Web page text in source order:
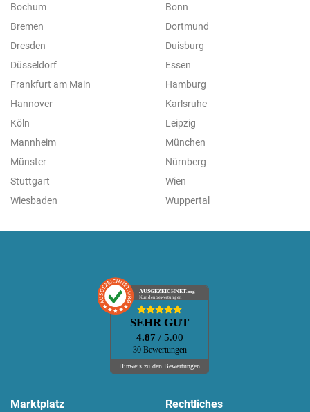
Bochum
Bonn
Bremen
Dortmund
Dresden
Duisburg
Düsseldorf
Essen
Frankfurt am Main
Hamburg
Hannover
Karlsruhe
Köln
Leipzig
Mannheim
München
Münster
Nürnberg
Stuttgart
Wien
Wiesbaden
Wuppertal
AUSGEZEICHNET.org
Kundenbewertungen
SEHR GUT
4.87 / 5.00
30 Bewertungen
Hinweis zu den Bewertungen
Marktplatz Rechtliches